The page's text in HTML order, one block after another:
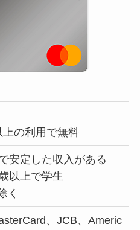
の利用で無料
安定した収入がある
以上で学生
く
、JCB、Americ